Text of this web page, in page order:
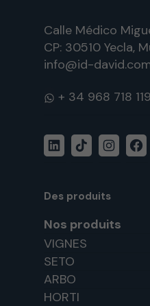
Calle Médico
CP: 30510 Yecla,
info@id-
WhatsApp
LinkedInTikTok
Des produits
Nos produits
VIGNES
SETO
ARBO
HORTI